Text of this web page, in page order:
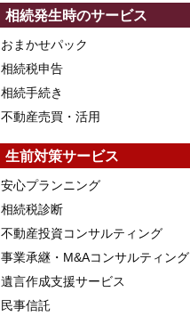
相続発生時のサービス
おまかせパック
相続税申告
相続手続き
不動産売買・活用
生前対策サービス
安心プランニング
相続税診断
不動産投資コンサルティング
事業承継・M&Aコンサルティング
遺言作成支援サービス
民事信託